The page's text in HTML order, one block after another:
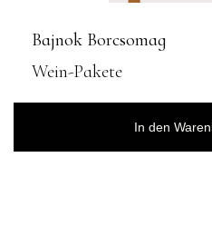
Bajnok Borcsomag
Wein-Pakete
In den